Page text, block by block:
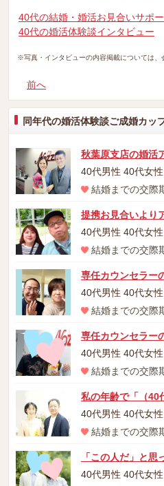
40代の結婚・婚活お見合いサポー
40代の婚活体験談インタビュー
※写真・インタビューの内容掲載については、
前へ
同年代の婚活体験談ご成婚カッ
秋葉原支店の婚活
40代男性 40代女性
結婚までの交際
提携お見合いより
40代男性 40代女性
結婚までの交際
専任カウンセラー
40代男性 40代女性
結婚までの交際
専任カウンセラー
40代男性 40代女性
結婚までの交際
私の年齢で「（40
40代男性 40代女性
結婚までの交際
「この人だ」と思
40代男性 40代女性